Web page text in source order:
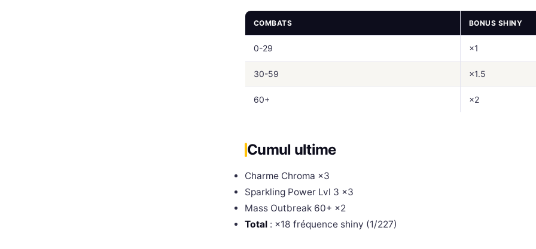
COMBATS BONUS SHINY
0-29 ×1
30-59 ×1.5
60+ ×2
Cumul ultime
Charme Chroma ×3
Sparkling Power Lvl 3 ×3
Mass Outbreak 60+ ×2
Total : ×18 fréquence shiny (1/227)